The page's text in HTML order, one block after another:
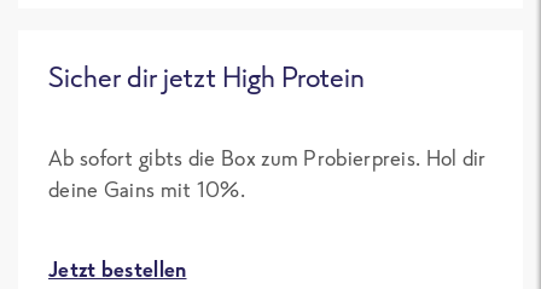
Sicher dir jetzt High Protein
Ab sofort gibts die Box zum Probierpreis. Hol dir
deine Gains mit 10%.
Jetzt bestellen